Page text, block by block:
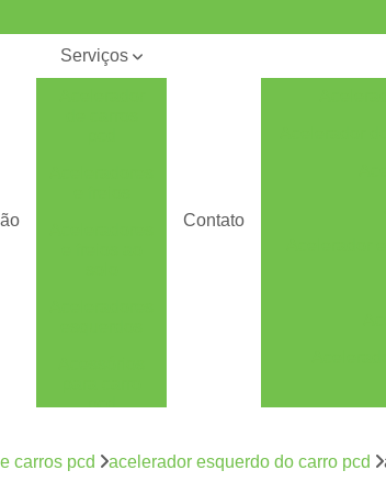
Serviços
pcd
de veículos
Contato
Acelerador
carros pcd acelerador esquerdo do carro pcd